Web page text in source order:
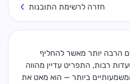
חזרה לרשימת התובנות
הרבה יותר מאשר להחליף
רבות, התפריט עדיין מהווה
ביותר — הוא מאט את